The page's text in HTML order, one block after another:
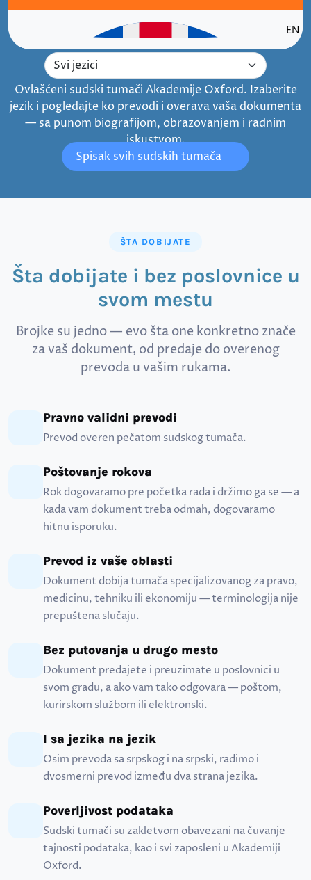
EN
Izaberite jezik sudskog
Ovlašćeni sudski tumači Akademije Oxford. Izaberite
jezik i pogledajte ko prevodi i overava vaša dokumenta
— sa punom biografijom, obrazovanjem i radnim
iskustvom.
Spisak svih sudskih tumača
ŠTA DOBIJATE
Šta dobijate i bez poslovnice u
svom mestu
Brojke su jedno — evo šta one konkretno znače
za vaš dokument, od predaje do overenog
prevoda u vašim rukama.
Pravno validni prevodi
Prevod overen pečatom sudskog tumača.
Poštovanje rokova
Rok dogovaramo pre početka rada i držimo ga se — a
kada vam dokument treba odmah, dogovaramo
hitnu isporuku.
Prevod iz vaše oblasti
Dokument dobija tumača specijalizovanog za pravo,
medicinu, tehniku ili ekonomiju — terminologija nije
prepuštena slučaju.
Bez putovanja u drugo mesto
Dokument predajete i preuzimate u poslovnici u
svom gradu, a ako vam tako odgovara — poštom,
kurirskom službom ili elektronski.
I sa jezika na jezik
Osim prevoda sa srpskog i na srpski, radimo i
dvosmerni prevod između dva strana jezika.
Poverljivost podataka
Sudski tumači su zakletvom obavezani na čuvanje
tajnosti podataka, kao i svi zaposleni u Akademiji
Oxford.